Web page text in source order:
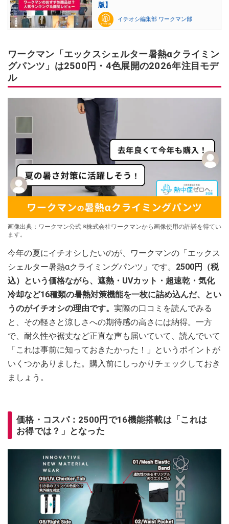
版】
イチオシ編集部 ワークマン部
ワークマン「エックスシェルター暑熱αクライミン
グパンツ」は2500円・4色展開の2026年注目モデ
ル
画像出典：ワークマン公式 ※株式会社ワークマンから画像使用の許諾を得てい
ます。
今年の夏にイチオシしたいのが、ワークマンの「エックス
シェルター暑熱αクライミングパンツ」です。 2500円（税
込）という価格ながら、遮熱・UVカット・超速乾・気化
冷却など16種類の暑熱対策機能を一枚に詰め込んだ、とい
うのがイチオシの理由です。 実際の口コミを読んでみる
と、その軽さと涼しさへの期待感の高さには納得。一方
で、耐久性や裾丈など正直な声も届いていて、読んでいて
「これは事前に知っておきたかった！」というポイントが
いくつかありました。購入前にしっかりチェックしておき
ましょう。
価格・コスパ：2500円で16機能搭載は「これは
お得では？」となった